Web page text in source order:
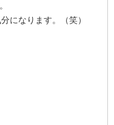
になります。（笑）